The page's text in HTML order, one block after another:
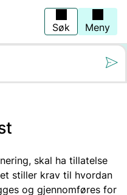
Søk Meny
skal ha tillatelse
stiller krav til hvordan
og gjennomføres for